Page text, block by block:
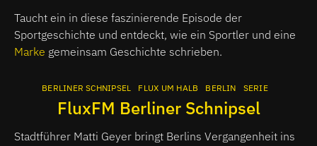
Taucht ein in diese faszinierende Episode der
Sportgeschichte und entdeckt, wie ein Sportler und eine
Marke gemeinsam Geschichte schrieben.
BERLINER SCHNIPSEL FLUX UM HALB BERLIN SERIE
FluxFM Berliner Schnipsel
Stadtführer Matti Geyer bringt Berlins Vergangenheit ins